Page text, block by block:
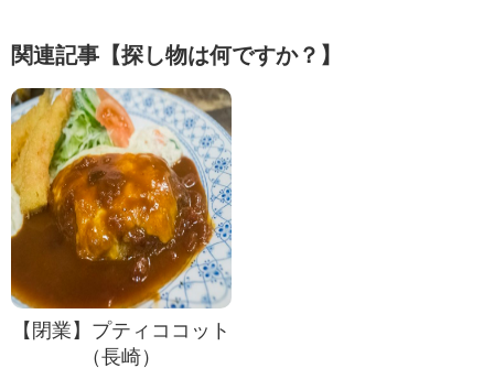
関連記事【探し物は何ですか？】
【閉業】プティココット
（長崎）